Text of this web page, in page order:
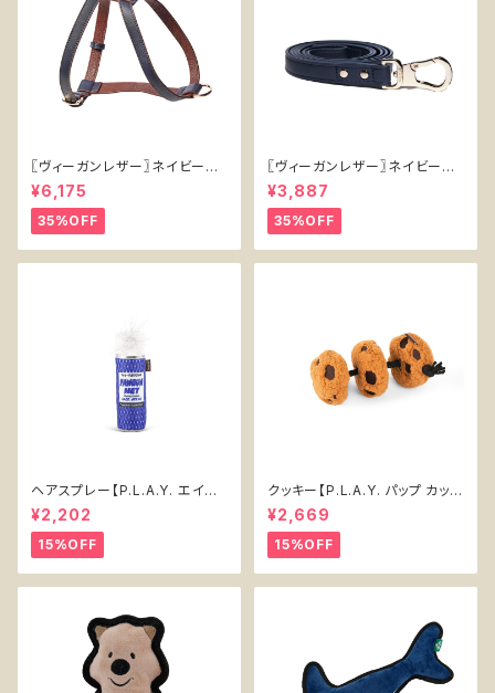
〖ヴィーガンレザー〗ネイビーハ
ーネス【Vegan Leather Navy
Harness】
¥6,175
35%OFF
〖ヴィーガンレザー〗ネイビーリ
ード【Vegan Leather Navy L
ead】
¥3,887
35%OFF
ヘアスプレー【P.L.A.Y. エイテ
ィーズ クラシック】犬用おもちゃ
Pawqua Net 【P.L.A.Y. 80s
Classics Collection】
¥2,202
15%OFF
クッキー【P.L.A.Y. パップ カップ
カフェ】犬用おもちゃ Cookies
n' Treats 【P.L.A.Y. Pup Cup
Cafe Collection】
¥2,669
15%OFF